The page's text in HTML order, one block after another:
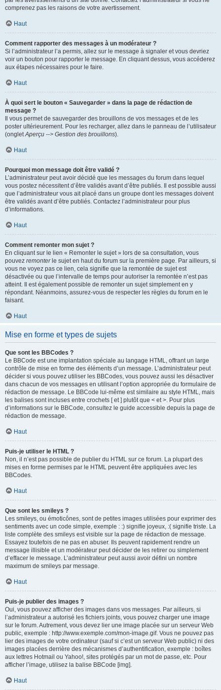
comprenez pas les raisons de votre avertissement.
Haut
Comment rapporter des messages à un modérateur ?
Si l’administrateur l’a permis, allez sur le message à signaler et vous devriez
voir un bouton pour rapporter le message. En cliquant dessus, vous accéderez
aux étapes nécessaires pour le faire.
Haut
À quoi sert le bouton « Sauvegarder » dans la page de rédaction de
message ?
Il vous permet de sauvegarder des brouillons de vos messages et de les
poster ultérieurement. Pour les recharger, allez dans le panneau de l’utilisateur
(ongletAperçu --> Gestion des brouillons).
Haut
Pourquoi mon message doit être validé ?
L’administrateur peut avoir décidé que les messages du forum dans lequel
vous postez nécessitent d’être validés avant d’être publiés. Il est possible aussi
que l’administrateur vous ait placé dans un groupe dont les messages doivent
être validés avant d’être publiés. Contactez l’administrateur pour plus
d’informations.
Haut
Comment remonter mon sujet ?
En cliquant sur le lien « Remonter le sujet » lors de sa consultation, vous
pouvez remonterle sujet en haut du forum sur la première page. Par ailleurs, si
vous ne voyez pas ce lien, cela signifie que la remontée de sujet est
désactivée ou que l’intervalle de temps pour autoriser la remontée n’est pas
atteint. Il est également possible de remonter un sujet simplement en y
répondant. Néanmoins, assurez-vous de respecter les règles du forum en le
faisant.
Haut
Mise en forme et types de sujets
Que sont les BBCodes ?
Le BBCode est une implantation spéciale au langage HTML, offrant un large
contrôle de mise en forme des éléments d’un message. L’administrateur peut
décider si vous pouvez utiliser les BBCodes, vous pouvez aussi les désactiver
dans chacun de vos messages en utilisant l’option appropriée du formulaire de
rédaction de message. Le BBCode lui-même est similaire au style HTML, mais
les balises sont incluses entre crochets [ et ] plutôt que < et >. Pour plus
d’informations sur le BBCode, consultez le guide accessible depuis la page de
rédaction de message.
Haut
Puis-je utiliser le HTML ?
Non, il n’est pas possible de publier du HTML sur ce forum. La plupart des
mises en forme permises par le HTML peuvent être appliquées avec les
BBCodes.
Haut
Que sont les smileys ?
Les smileys, ou émoticônes, sont de petites images utilisées pour exprimer des
sentiments avec un code simple, exemple : :) signifie joyeux, :( signifie triste. La
liste complète des smileys est visible sur la page de rédaction de message.
Essayez toutefois de ne pas en abuser. Ils peuvent rapidement rendre un
message illisible et un modérateur peut décider de les retirer ou simplement
d’effacer le message. L’administrateur peut aussi avoir défini un nombre
maximum de smileys par message.
Haut
Puis-je publier des images ?
Oui, vous pouvez afficher des images dans vos messages. Par ailleurs, si
l’administrateur a autorisé les fichiers joints, vous pouvez charger une image
sur le forum. Autrement, vous devez lier une image placée sur un serveur Web
public, exemple : http://www.exemple.com/mon-image.gif. Vous ne pouvez pas
lier des images de votre ordinateur (sauf si c’est un serveur Web public) ni des
images placées derrière des mécanismes d’authentification, exemple : boîtes
aux lettres Hotmail ou Yahoo!, sites protégés par un mot de passe, etc. Pour
afficher l’image, utilisez la balise BBCode [img].
Haut